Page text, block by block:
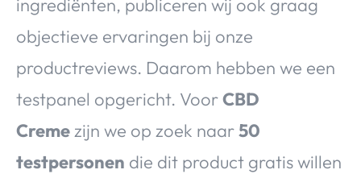
ingrediënten, publiceren wij ook graag
objectieve ervaringen bij onze
productreviews. Daarom hebben we een
testpanel opgericht. VoorCBD
Cremezijn we op zoek naar50
testpersonen die dit product gratis willen